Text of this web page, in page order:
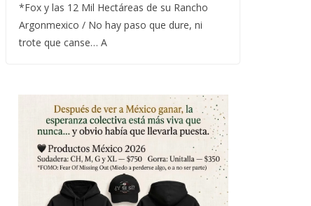
*Fox y las 12 Mil Hectáreas de su Rancho
Argonmexico / No hay paso que dure, ni
trote que canse… A